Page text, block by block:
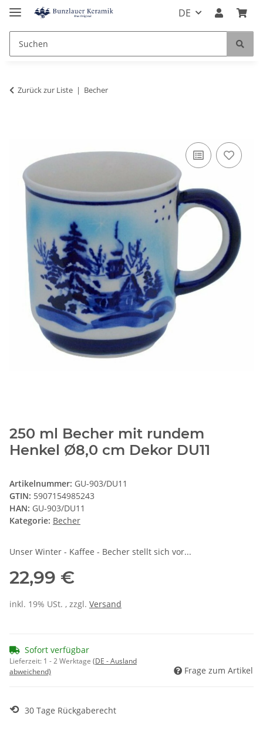
DE
Zurück zur Liste Becher
250 ml Becher mit rundem
Henkel Ø8,0 cm Dekor DU11
Artikelnummer: GU-903/DU11
GTIN: 5907154985243
HAN: GU-903/DU11
Kategorie: Becher
Unser Winter - Kaffee - Becher stellt sich vor...
22,99 €
inkl. 19% USt. , zzgl. Versand
Sofort verfügbar
Lieferzeit: 1 - 2 Werktage (DE - Ausland
abweichend)
Frage zum Artikel
⟲ 30 Tage Rückgaberecht